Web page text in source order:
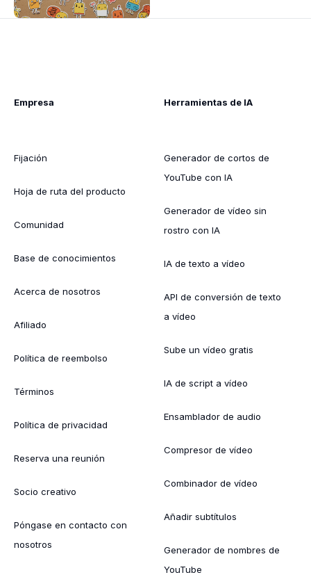
Empresa
Fijación
Hoja de ruta del producto
Comunidad
Base de conocimientos
Acerca de nosotros
Afiliado
Política de reembolso
Términos
Política de privacidad
Reserva una reunión
Socio creativo
Póngase en contacto con
nosotros
Herramientas de IA
Generador de cortos de
YouTube con IA
Generador de vídeo sin
rostro con IA
IA de texto a vídeo
API de conversión de texto
a vídeo
Sube un vídeo gratis
IA de script a vídeo
Ensamblador de audio
Compresor de vídeo
Combinador de vídeo
Añadir subtítulos
Generador de nombres de
YouTube